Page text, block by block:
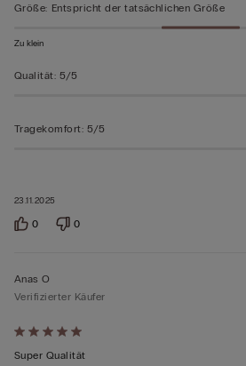
23.11.2025
Größe: Entspricht der tatsächlichen Größe
Zu klein
Qualität: 5/5
Tragekomfort: 5/5
0 0
Mit
5
Anas O
Verifizierter Käufer
Super Qualität